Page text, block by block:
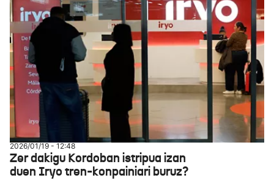
2026/01/19 - 12:48
Zer dakigu Kordoban istripua izan
duen Iryo tren-konpainiari buruz?